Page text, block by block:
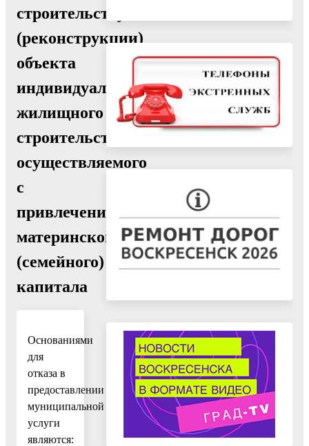
строительству
(реконструкции)
объекта
индивидуального
жилищного
строительства,
осуществляемого
с
привлечением
материнского
(семейного)
капитала
Основаниями
для
отказа в
предоставлении
муниципальной
услуги
являются: